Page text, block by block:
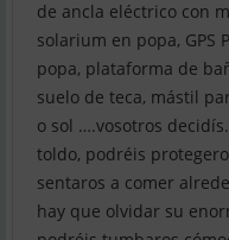
de ancla eléctrico con
solarium en popa, GPS
popa, plataforma de
suelo de teca, mástil
o sol ….vosotros
toldo, podréis
sentaros a comer
hay que olvidar su